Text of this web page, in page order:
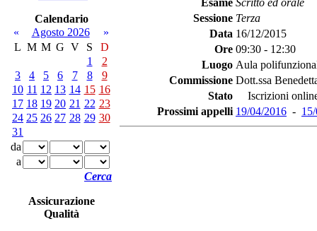
Calendario
«
Agosto 2026
»
L M M G V S
D
1
2
3
4 5 6 7 8
9
10 11 12 13 14 15 16
17 18 19 20 21 22 23
24 25 26 27 28 29 30
31
da
a
Cerca
Assicurazione
Qualità
Esame Scritto ed orale
Sessione Terza
Data 16/12/2015
Ore 09:30 - 12:30
Luogo Aula
Commissione Dott.ssa
Stato
Iscrizioni
Prossimi appelli 19/04/2016 -